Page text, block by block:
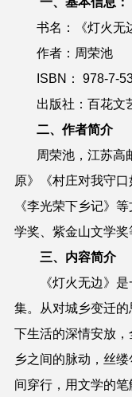
书名：《灯火无
作者：周荣池
ISBN：
978-7-
出版社：百花文
二、作者简介
周荣池，江苏高
原》《村庄对我守
《李光荣下乡记》
学奖、紫金山文学奖
三、 内容简介
《灯火无边》是
集。从对城乡变迁
下生活的深情安放
乡之间的脉动，丝
间穿行，用文学的笔